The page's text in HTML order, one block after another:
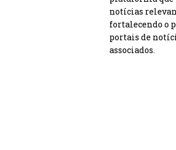
notícias
fortalecendo o
portais de
associados.